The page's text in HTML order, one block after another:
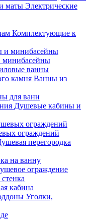
Электрические
Комплектующие к
минибасейны
ванны
Ванны из
для ванн
Душевые кабины и
ограждений
перегородка
на ванну
ограждение
кабина
Уголки,